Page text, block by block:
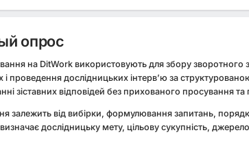
опрос
на DitWork використовують для збору зворотного
і проведення дослідницьких інтерв’ю за
зіставних відповідей без прихованого просування
залежить від вибірки, формулювання запитань,
дослідницьку мету, цільову сукупність,